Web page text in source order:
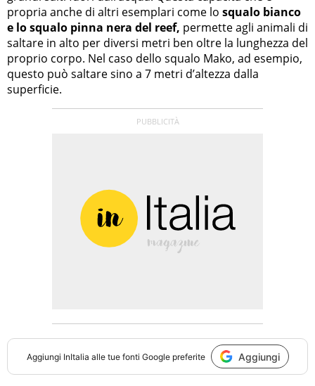
propria anche di altri esemplari come lo squalo bianco
e lo squalo pinna nera del reef, permette agli animali di
saltare in alto per diversi metri ben oltre la lunghezza del
proprio corpo. Nel caso dello squalo Mako, ad esempio,
questo può saltare sino a 7 metri d’altezza dalla
superficie.
Aggiungi InItalia alle tue fonti Google preferite Aggiungi